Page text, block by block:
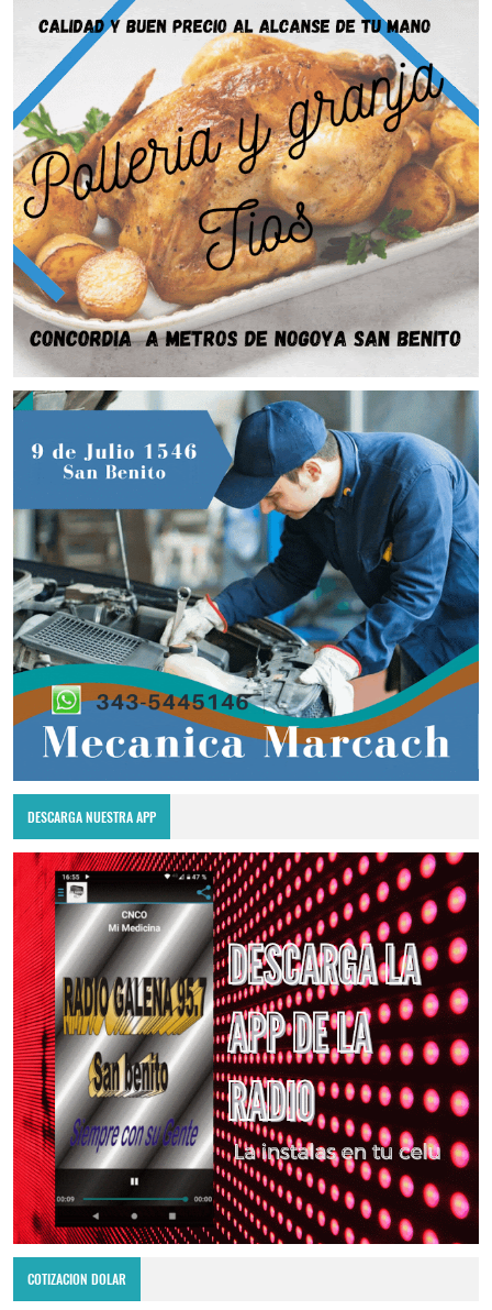
DESCARGA NUESTRA APP
COTIZACION DOLAR